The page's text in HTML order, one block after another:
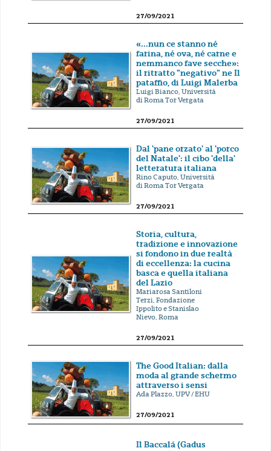
27/09/2021
«...nun ce stanno né
farina, né ova, né carne e
nemmanco fave secche»:
il ritratto "negativo" ne Il
pataffio, di Luigi Malerba
Luigi Bianco, Università
di Roma Tor Vergata
27/09/2021
Dal 'pane orzato' al 'porco
del Natale': il cibo 'della'
letteratura italiana
Rino Caputo, Università
di Roma Tor Vergata
27/09/2021
Storia, cultura,
tradizione e innovazione
si fondono in due realtà
di eccellenza: la cucina
basca e quella italiana
del Lazio
Mariarosa Santiloni
Terzi, Fondazione
Ippolito e Stanislao
Nievo, Roma
27/09/2021
The Good Italian: dalla
moda al grande schermo
attraverso i sensi
Ada Plazzo, UPV / EHU
27/09/2021
Il Baccalá (Gadus